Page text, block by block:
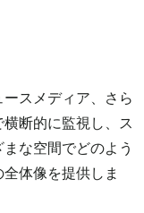
スメディア、さら
断的に監視し、ス
な空間でどのよう
体像を提供しま